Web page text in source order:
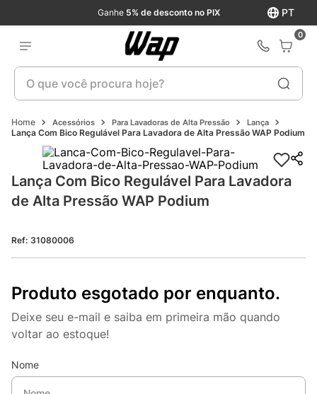
PT
Ganhe 5% de desconto no PIX
0
O que você procura hoje?
Acessórios Para Lavadoras de Alta Pressão Lança
Lança Com Bico Regulável Para Lavadora de Alta Pressão WAP Podium
Lança Com Bico Regulável Para Lavadora
de Alta Pressão WAP Podium
Ref: 31080006
Produto esgotado por enquanto.
Deixe seu e-mail e saiba em primeira mão quando
voltar ao estoque!
Nome